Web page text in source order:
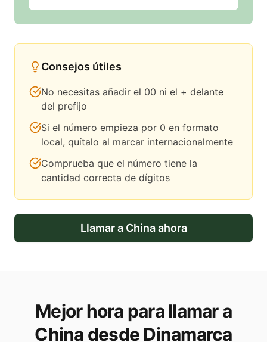
Consejos útiles
No necesitas añadir el 00 ni el + delante
del prefijo
Si el número empieza por 0 en formato
local, quítalo al marcar internacionalmente
Comprueba que el número tiene la
cantidad correcta de dígitos
Llamar a Chinaahora
Mejor hora para llamar a
China desde Dinamarca